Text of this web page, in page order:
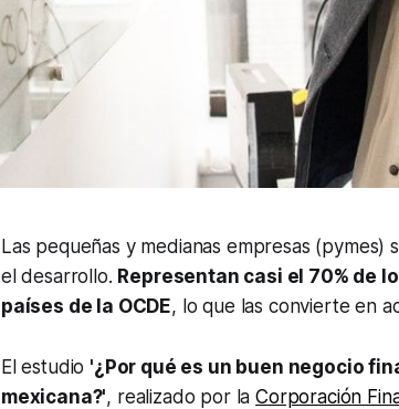
Las pequeñas y medianas empresas
el desarrollo. Representan casi el 70% de
países de la OCDE, lo que las convierte en
El estudio '¿Por qué es un buen negocio
mexicana?', realizado por laCorporación